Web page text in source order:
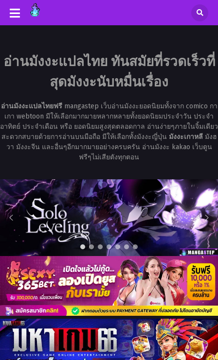
อ่านมังงะแปลไทย ทันสมัยที่รวดเร็วที่
สุดมังงะนับหมื่นเรื่อง
อ่านมังงะแปลไทยฟรีmangastep เว็บอ่านมังงะยอดนิยมทั้งจาก comico กา
เกา webtoon มีให้เลือกมากมายหลากหลายทั้งยอดนิยมประจำวัน ประจำ
อาทิตย์ ประจำเดือน หรือ ยอดนิยมสูงสุดตลอดกาล อ่านง่ายๆภายในจิ้มเดียว
สะดวกสบายด้วยการอ่านบนมือถือ มีให้เลือกทั้งมังงะญี่ปุ่น มังงะเกาหลีมังฮ
วา มังงะจีน และอื่นๆอีกมากมายอย่างครบครัน อ่านมังงะ kakao เว็บตูน
ฟรีๆไม่เสียตังทุกตอน